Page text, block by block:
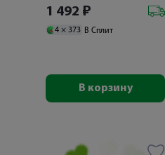
1 492 ₽
4 × 373 В Сплит
В корзину